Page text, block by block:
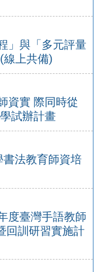
」與「多元評量
線上共備)
資實 際同時從
試辦計畫
法教育師資培
度臺灣手語教師
回訓研習實施計